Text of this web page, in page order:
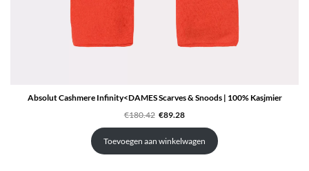
Absolut Cashmere Infinity<DAMES Scarves & Snoods | 100% Kasjmier
€180.42 Oorspronkelijke
was:
€180.42.
€89.28Huidige
is:
€89.28.
Toevoegen aan winkelwagen